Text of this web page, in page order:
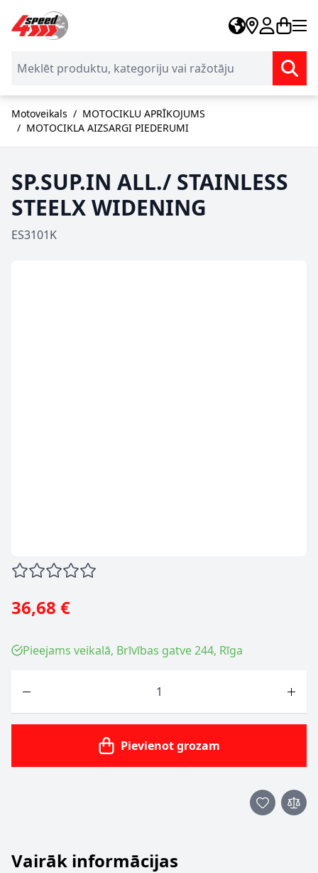
Skip to Content
Motoveikals / MOTOCIKLU APRĪKOJUMS
/ MOTOCIKLA AIZSARGI PIEDERUMI
SP.SUP.IN ALL./ STAINLESS
STEELX WIDENING
ES3101K
36,68 €
Pieejams veikalā, Brīvības gatve 244, Rīga
Pievienot grozam
Vairāk informācijas